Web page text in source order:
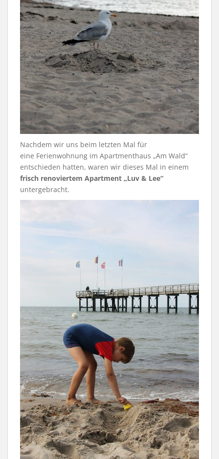
Nachdem wir uns beim letzten Mal für
eine Ferienwohnung im Apartmenthaus „Am Wald“
entschieden hatten, waren wir dieses Mal in einem
frisch renoviertem Apartment „Luv & Lee“
untergebracht.